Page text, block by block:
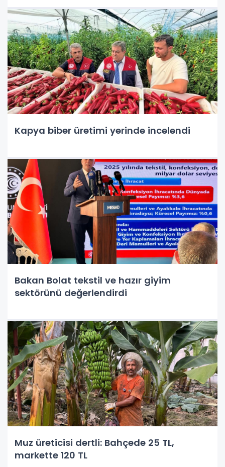
Kapya biber üretimi yerinde incelendi
Bakan Bolat tekstil ve hazır giyim
sektörünü değerlendirdi
Muz üreticisi dertli: Bahçede 25 TL,
markette 120 TL